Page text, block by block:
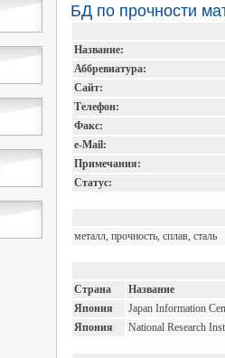
БД по прочности
Название:
Аббревиатура:
Сайт:
Телефон:
Факс:
e-Mail:
Примечания:
Статус:
металл, прочность, сплав, сталь
Страна
Название
Япония
Japan Information
Япония
National Research